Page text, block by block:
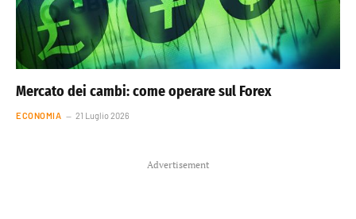
Mercato dei cambi: come operare sul Forex
ECONOMIA 21 Luglio 2026
Advertisement